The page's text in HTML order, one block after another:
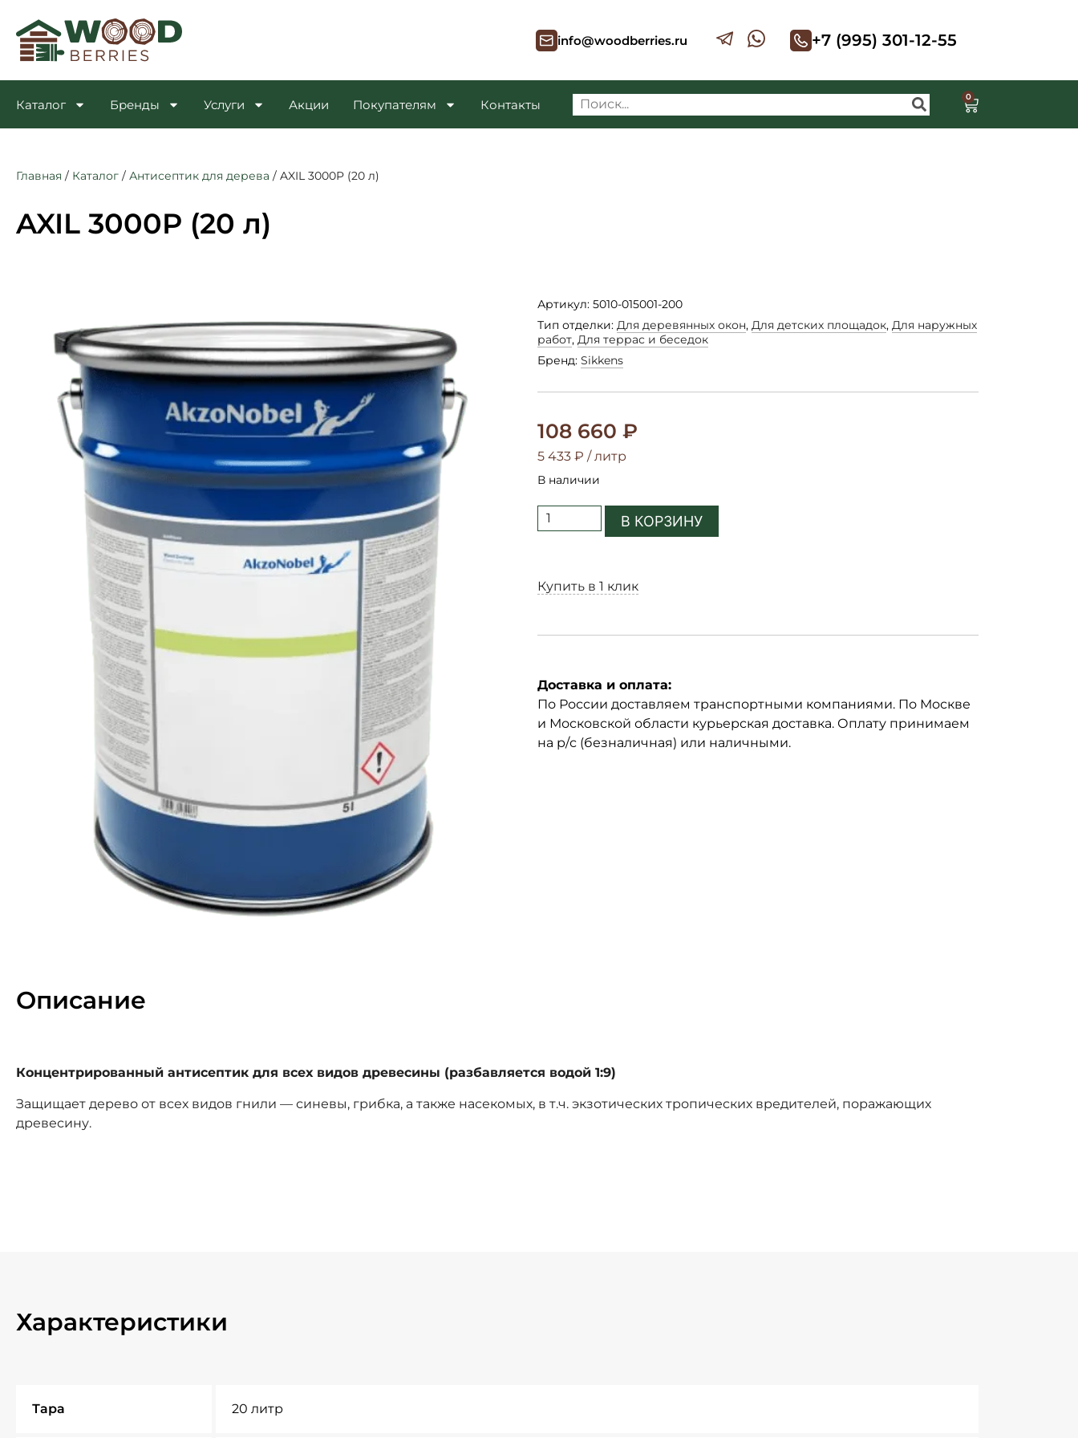
info@woodberries.ru +7 (995) 301-12-55
Каталог Бренды Услуги Акции Покупателям Контакты
0
Главная / Каталог / Антисептик для дерева / AXIL 3000P (20 л)
AXIL 3000P (20 л)
Артикул: 5010-015001-200
Тип отделки: Для деревянных окон, Для детских площадок, Для наружных
работ, Для террас и беседок
Бренд: Sikkens
108 660 ₽
5 433 ₽ / литр
В наличии
В КОРЗИНУ
Купить в 1 клик
Доставка и оплата:
По России доставляем транспортными компаниями. По Москве
и Московской области курьерская доставка. Оплату принимаем
на р/с (безналичная) или наличными.
Описание
Концентрированный антисептик для всех видов древесины (разбавляется водой 1:9)
Защищает дерево от всех видов гнили — синевы, грибка, а также насекомых, в т.ч. экзотических тропических вредителей, поражающих
древесину.
Характеристики
Тара 20 литр